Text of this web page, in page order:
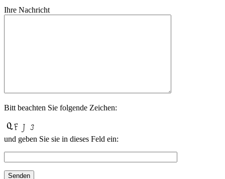
Ihre Nach­richt
Bitt beach­ten Sie fol­gende Zeichen:
und geben Sie sie in die­ses Feld ein: